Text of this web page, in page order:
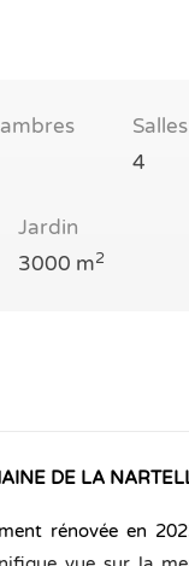
4
Jardin
3000 m2
DE LA
rénovée en